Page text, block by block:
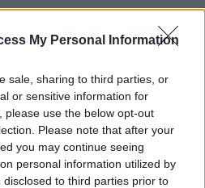
My Personal Information
sale, sharing to third parties, or
or sensitive information for
please use the below opt-out
Please note that after your
you may continue seeing
personal information utilized by
to third parties prior to